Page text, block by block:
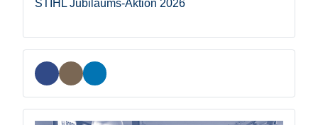
STIHL Jubiläums-Aktion 2026